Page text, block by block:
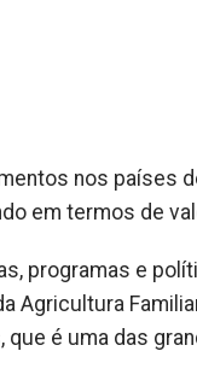
nos países
em termos de
programas e
Agricultura
é uma das